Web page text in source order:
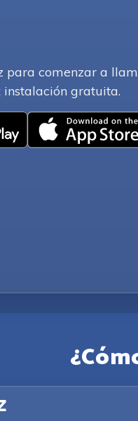
para comenzar a
instalación gratuita.